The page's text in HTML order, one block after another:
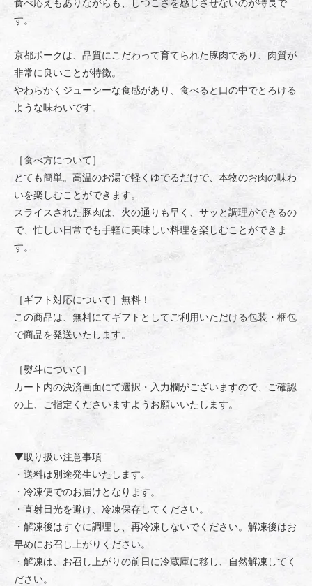
食べ応えもありながらも、しつこさを感じさせないのが特長で
す。
京都ポークは、品質にこだわって育てられた豚肉であり、肉質が
非常に良いことが特徴。
やわらかくジューシーな食感があり、食べると口の中でとろける
ような味わいです。
［食べ方について］
とても簡単。高温のお湯で軽くゆでるだけで、本物のお肉の味わ
いを楽しむことができます。
スライスされた豚肉は、火の通りも早く、サッと調理ができるの
で、忙しい日常でも手軽に美味しい料理を楽しむことができま
す。
［ギフト対応について］無料！
この商品は、無料にてギフトとしてご利用いただける包装・梱包
で商品を発送いたします。
［熨斗について］
カート内の決済画面にて選択・入力欄がございますので、ご確認
の上、ご指定くださいますようお願いいたします。
▼取り扱い注意事項
・送料は別途発生いたします。
・冷凍便でのお届けとなります。
・直射日光を避け、冷凍保存してください。
・解凍後はすぐに調理し、再冷凍しないでください。解凍後はお
早めにお召し上がりください。
・解凍は、お召し上がりの前日に冷蔵庫に移し、自然解凍してく
ださい。